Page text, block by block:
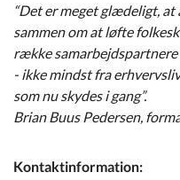
“Det er meget glædeligt,
sammen om at løfte
række
- ikke mindst fra
som nu skydes i gang”.
Brian Buus Pedersen,
Kontaktinformation: